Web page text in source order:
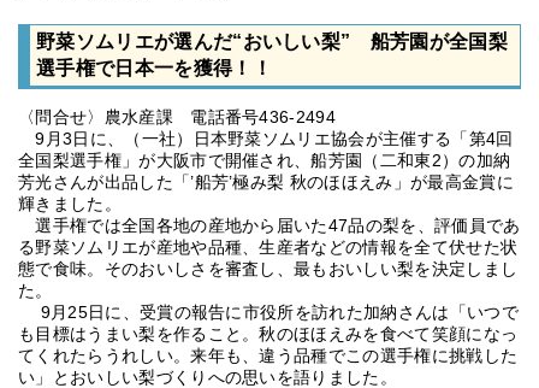
野菜ソムリエが選んだ“おいしい梨” 船芳園が全国梨
選手権で日本一を獲得！！
〈問合せ〉農水産課 電話番号436-2494
9月3日に、（一社）日本野菜ソムリエ協会が主催する「第4回
全国梨選手権」が大阪市で開催され、船芳園（二和東2）の加納
芳光さんが出品した「’船芳’極み梨 秋のほほえみ」が最高金賞に
輝きました。
選手権では全国各地の産地から届いた47品の梨を、評価員であ
る野菜ソムリエが産地や品種、生産者などの情報を全て伏せた状
態で食味。そのおいしさを審査し、最もおいしい梨を決定しまし
た。
9月25日に、受賞の報告に市役所を訪れた加納さんは「いつで
も目標はうまい梨を作ること。秋のほほえみを食べて笑顔になっ
てくれたらうれしい。来年も、違う品種でこの選手権に挑戦した
い」とおいしい梨づくりへの思いを語りました。